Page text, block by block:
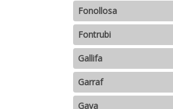
Fonollosa
Fontrubi
Gallifa
Garraf
Gava